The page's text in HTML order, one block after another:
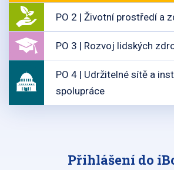
PO 2 | Životní prostředí a
PO 3 | Rozvoj lidských
PO 4 | Udržitelné sítě a
spolupráce
Přihlášení do